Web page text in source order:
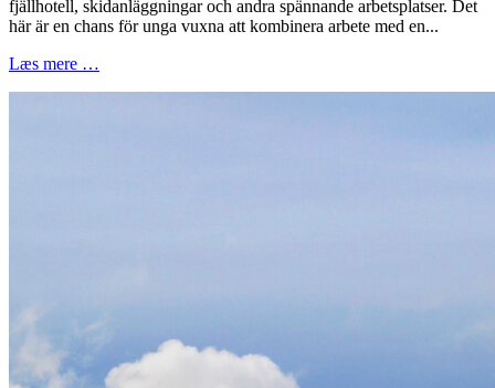
fjällhotell, skidanläggningar och andra spännande arbetsplatser. Det
här är en chans för unga vuxna att kombinera arbete med en...
Læs mere …